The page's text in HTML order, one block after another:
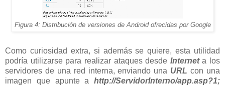
Figura 4: Distribución de versiones de Android ofrecidas por Google
Como curiosidad extra, si además se quiere, esta utilidad
podría utilizarse para realizar ataques desde Interneta los
servidores de una red interna, enviando una URL con una
imagen que apunte a http://ServidorInterno/app.asp?1;